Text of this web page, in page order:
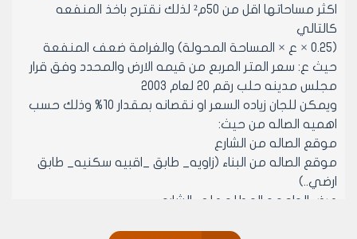
اكثر مساحاتها اقل من 50م² لذلك نقترح باخذ المنفعه
كالتالي
(0.25 × ع × المساحة المحولة) والغرامة ضعف المنفعة
حيث ع: سعر المتر المربع من قيمه الارض والمحدد وفق قرار
مجلس مدينه حلب رقم 20 لعام 2003
ويمكن للجان زياده السعر او نقصانه بمقدار 10% وذلك حسب
اهميه الصاله من حيث:
موقع الصاله من الشارع
موقع الصاله من البناء (زاويه_ طابق _اقبيه سكنيه_ طابق
ارضي..)
عرض الواجهه المطله على الشارع